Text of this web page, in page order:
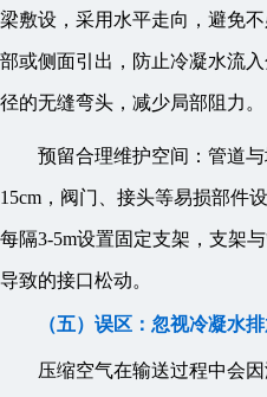
梁敷设，采用水平走向，避免
部或侧面引出，防止冷凝水流
径的无缝弯头，减少局部阻力。
预留合理维护空间：管道
15cm，阀门、接头等易损部件
每隔3-5m设置固定支架，支架
导致的接口松动。
（五）误区：忽视冷凝水
压缩空气在输送过程中会